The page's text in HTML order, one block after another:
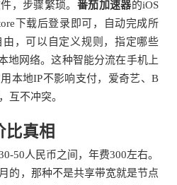
，步骤繁琐。 番茄加速器的iOS
下载后登录即可，自动完成所
，可以自定义规则，指定哪些
地网络。这种智能分流在手机上
本地IP不影响支付，爱奇艺、B
互不冲突。
比真相
50人民币之间，年费300左右。
的，那种不是共享带宽就是节点